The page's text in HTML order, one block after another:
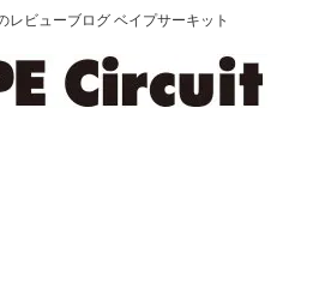
レビューブログ ベイプサーキット